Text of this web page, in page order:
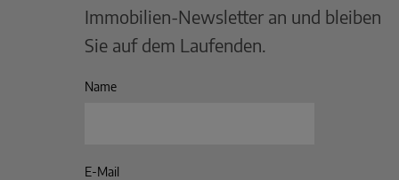
Immobilien-Newsletter an und bleiben
Sie auf dem Laufenden.
Name
E-Mail